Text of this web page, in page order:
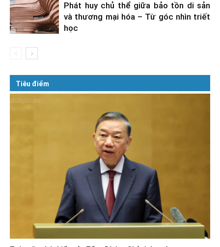
Phát huy chủ thể giữa bảo tồn di sản
và thương mại hóa – Từ góc nhìn triết
học
Tiêu điểm